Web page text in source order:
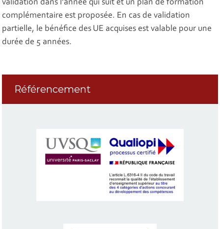
validation dans l'année qui suit et un plan de formation
complémentaire est proposée. En cas de validation
partielle, le bénéfice des UE acquises est valable pour une
durée de 5 années.
Référencement